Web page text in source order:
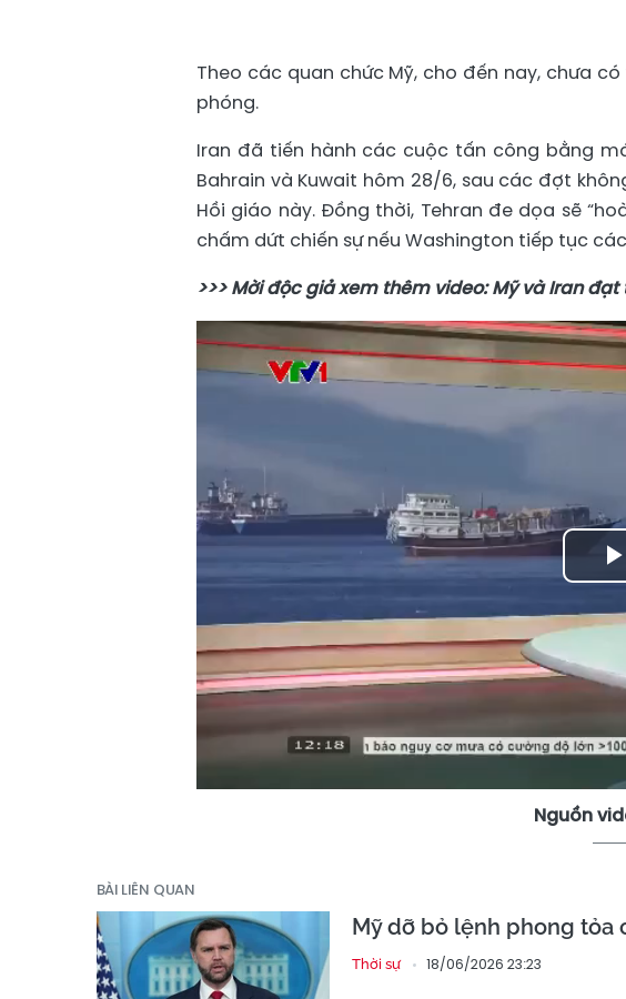
Theo các quan chức Mỹ, cho đến nay, chưa
phóng.
Iran đã tiến hành các cuộc tấn công bằng
Bahrain và Kuwait hôm 28/6, sau các đợt
Hồi giáo này. Đồng thời, Tehran đe dọa sẽ
chấm dứt chiến sự nếu Washington tiếp tục
>>> Mời độc giả xem thêm video: Mỹ và Iran
Nguồn
BÀI LIÊN QUAN
Mỹ dỡ bỏ lệnh phong tỏa
Thời sự 18/06/2026 23:23